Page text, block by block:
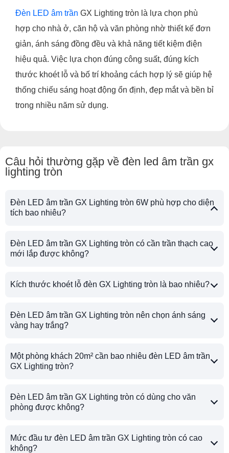
Đèn LED âm trần GX Lighting tròn là lựa chọn phù
hợp cho nhà ở, căn hộ và văn phòng nhờ thiết kế đơn
giản, ánh sáng đồng đều và khả năng tiết kiệm điện
hiệu quả. Việc lựa chọn đúng công suất, đúng kích
thước khoét lỗ và bố trí khoảng cách hợp lý sẽ giúp hệ
thống chiếu sáng hoạt động ổn định, đẹp mắt và bền bỉ
trong nhiều năm sử dụng.
Câu hỏi thường gặp về đèn led âm trần gx
lighting tròn
Đèn LED âm trần GX Lighting tròn 6W phù hợp cho diện
tích bao nhiêu?
Đèn LED âm trần GX Lighting tròn có cần trần thạch cao
mới lắp được không?
Kích thước khoét lỗ đèn GX Lighting tròn là bao nhiêu?
Đèn LED âm trần GX Lighting tròn nên chọn ánh sáng
vàng hay trắng?
Một phòng khách 20m² cần bao nhiêu đèn LED âm trần
GX Lighting tròn?
Đèn LED âm trần GX Lighting tròn có dùng cho văn
phòng được không?
Mức đầu tư đèn LED âm trần GX Lighting tròn có cao
không?